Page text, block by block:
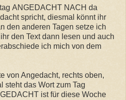
ANGEDACHT NACH da
spricht, diesmal könnt ihr
den anderen Tagen setze ich
den Text dann lesen und auch
ich mich von dem
von Angedacht, rechts oben,
steht das Wort zum Tag
ist für diese Woche